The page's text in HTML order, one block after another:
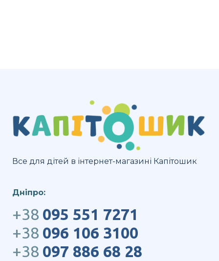
Все для дітей в інтернет-магазині Капітошик
Дніпро:
+38 095 551 7271
+38 096 106 3100
+38 097 886 68 28